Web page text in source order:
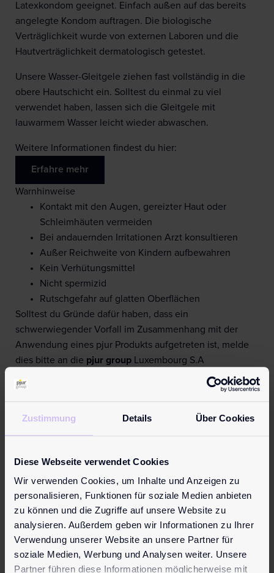
Zustimmung Details Über Cookies
Diese Webseite verwendet Cookies
Wir verwenden Cookies, um Inhalte und Anzeigen zu
personalisieren, Funktionen für soziale Medien anbieten
zu können und die Zugriffe auf unsere Website zu
analysieren. Außerdem geben wir Informationen zu Ihrer
Verwendung unserer Website an unsere Partner für
soziale Medien, Werbung und Analysen weiter. Unsere
Partner führen diese Informationen möglicherweise mit
Latexkondom geeignet. Einfach außen auf das bereits
angelegte Kondom auftragen. Die biologische
Verträglichkeit wurde von externen Laboren und die
Hautverträglichkeit dermatologisch getestet.
Unsere Wasser-Gleitgele ziehen fast vollständig in die
obere Hautschicht ein. Solltest du einmal zu viel
verwendet haben, lassen sich die Gleitgele mit
lauwarmem Wasser leicht wieder abwaschen.
Weitere Informationen findest du hier:
Erfahre mehr
Warnhinweise
Kontakt mit den Augen, gereizter Haut oder
Schleimhäuten vermeiden
Bei andauernden Irritationen Arzt konsultieren
Außer Reichweite von Kindern aufbewahren
Kein Verhütungsmittel
Nicht spermizid
Rutschgefahr auf glatten Oberflächen
Solltest du Gründe dafür haben, dass ein
schwerwiegender Vorfall im Zusammenhang mit der
Anwendung eines pjur Produkts aufgetreten ist, melde
dies bitte an die pjur group Luxembourg S.A
und an deine national zuständige
Behörde.
Weitere Informationen findest du hier:
Erfahre mehr
Bewertungen (0)
Rezensionen
Es gibt noch keine Rezensionen.
Schreibe die erste Rezension für „pjur superhero
Energizing Glide“
Deine E-Mail-Adresse wird nicht veröffentlicht.
Erforderliche Felder sind mit* markiert